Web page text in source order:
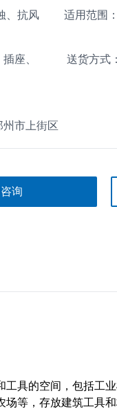
、抗风 适用范围：
插座、 送货方式
市上街区
询
空间，包括工业
等，存放建筑工具和